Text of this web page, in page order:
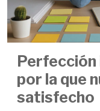
Perfección
por la que
satisfecho